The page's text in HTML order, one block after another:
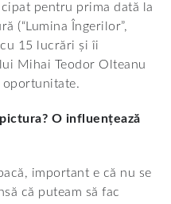
pentru prima dată la
(“Lumina Îngerilor”,
15 lucrări și îi
Mihai Teodor Olteanu
oportunitate.
O influențează
important e că nu se
că puteam să fac